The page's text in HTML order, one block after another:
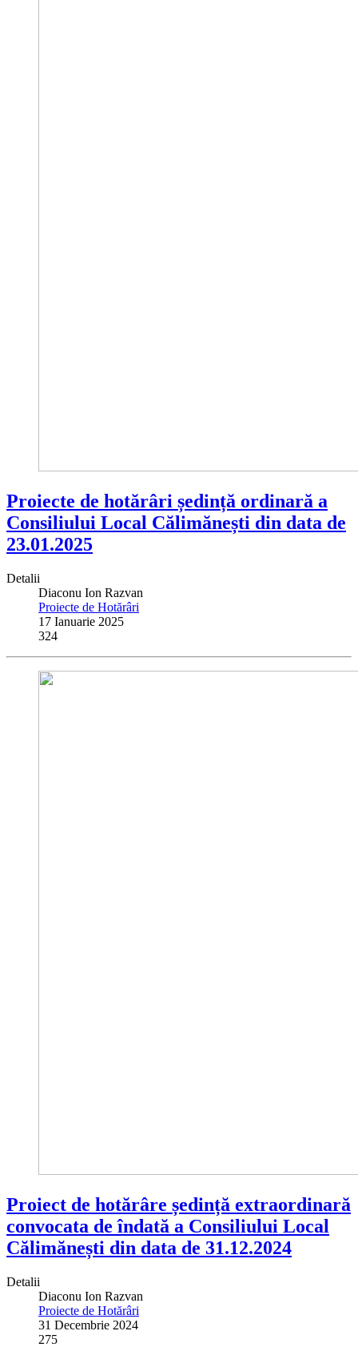
Proiecte de hotărâri ședință ordinară a
Consiliului Local Călimănești din data de
23.01.2025
Detalii
Diaconu Ion Razvan
Proiecte de Hotărâri
17 Ianuarie 2025
324
Proiect de hotărâre ședință extraordinară
convocata de îndată a Consiliului Local
Călimănești din data de 31.12.2024
Detalii
Diaconu Ion Razvan
Proiecte de Hotărâri
31 Decembrie 2024
275